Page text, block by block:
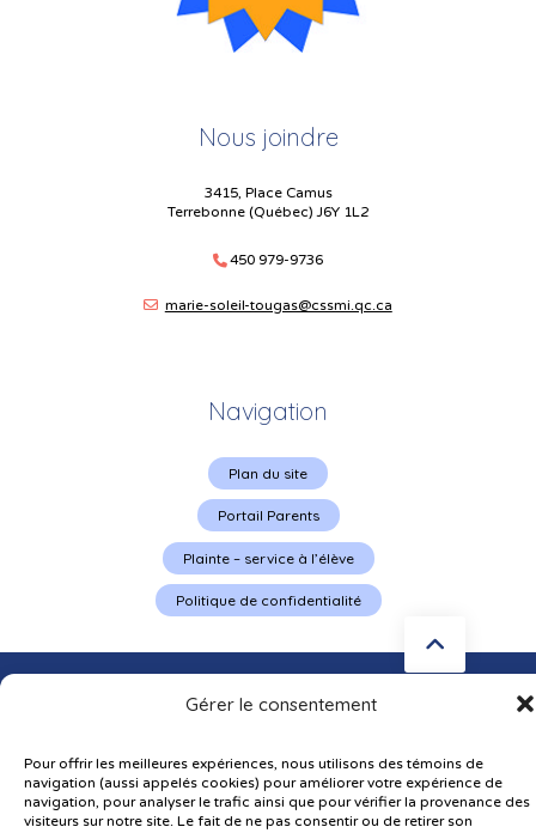
Gérer le consentement
Pour offrir les meilleures expériences, nous utilisons des témoins de
navigation (aussi appelés cookies) pour améliorer votre expérience de
navigation, pour analyser le trafic ainsi que pour vérifier la provenance des
visiteurs sur notre site. Le fait de ne pas consentir ou de retirer son
Nous joindre
3415, Place Camus
Terrebonne (Québec) J6Y 1L2
450 979-9736
marie-soleil-tougas@cssmi.qc.ca
Navigation
Plan du site
Portail Parents
Plainte – service à l’élève
Politique de confidentialité
© Gouvernement du Québec, 2026
Le CSSMI autorise certaines intelligences artificielles contrôlées et